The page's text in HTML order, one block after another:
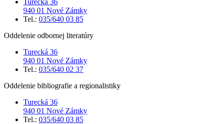
940 01 Nové Zámky
Tel.: 035/640 03 85
Oddelenie odbornej literatúry
Turecká 36
940 01 Nové Zámky
Tel.: 035/640 02 37
Oddelenie bibliografie a regionalistiky
Turecká 36
940 01 Nové Zámky
Tel.: 035/640 03 85